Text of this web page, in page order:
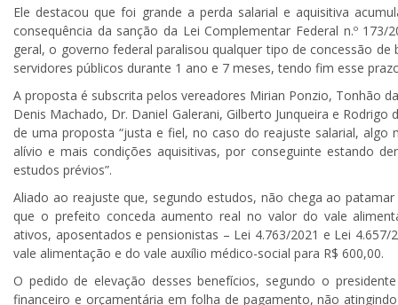
Ele destacou que foi grande a perda salarial e aquisitiva
consequência da sanção da Lei Complementar Federal n.º 173/
geral, o governo federal paralisou qualquer tipo de concessão
servidores públicos durante 1 ano e 7 meses, tendo fim esse
A proposta é subscrita pelos vereadores Mirian Ponzio, Tonhão
Denis Machado, Dr. Daniel Galerani, Gilberto Junqueira e Rodrigo
de uma proposta “justa e fiel, no caso do reajuste salarial, algo
alívio e mais condições aquisitivas, por conseguinte estando
estudos prévios”.
Aliado ao reajuste que, segundo estudos, não chega ao
que o prefeito conceda aumento real no valor do vale
ativos, aposentados e pensionistas – Lei 4.763/2021 e Lei
vale alimentação e do vale auxílio médico-social para R$ 600,00.
O pedido de elevação desses benefícios, segundo o
financeiro e orçamentária em folha de pagamento, não